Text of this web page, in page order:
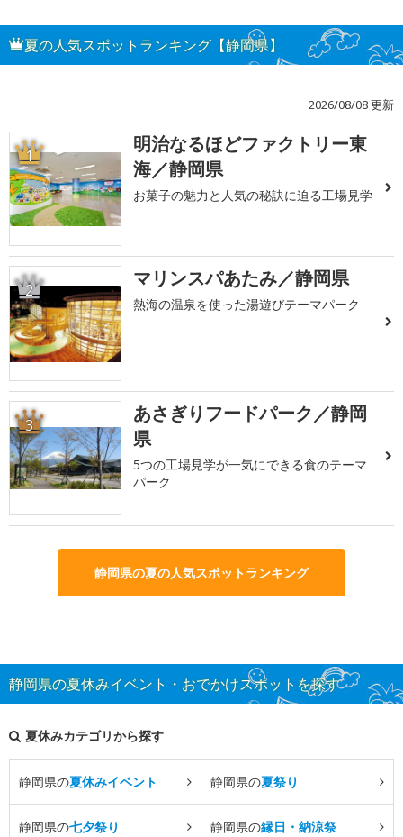
夏の人気スポットランキング【静岡県】
2026/08/08 更新
1
明治なるほどファクトリー東
海／静岡県
お菓子の魅力と人気の秘訣に迫る工場見学
2 マリンスパあたみ／静岡県
熱海の温泉を使った湯遊びテーマパーク
3
あさぎりフードパーク／静岡
県
5つの工場見学が一気にできる食のテーマ
パーク
静岡県の夏の人気スポットランキング
静岡県の夏休みイベント・おでかけスポットを探す
夏休みカテゴリから探す
静岡県の夏休みイベント 静岡県の夏祭り
静岡県の七夕祭り 静岡県の縁日・納涼祭